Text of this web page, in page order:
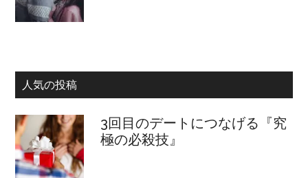
人気の投稿
3回目のデートにつなげる『究
極の必殺技』